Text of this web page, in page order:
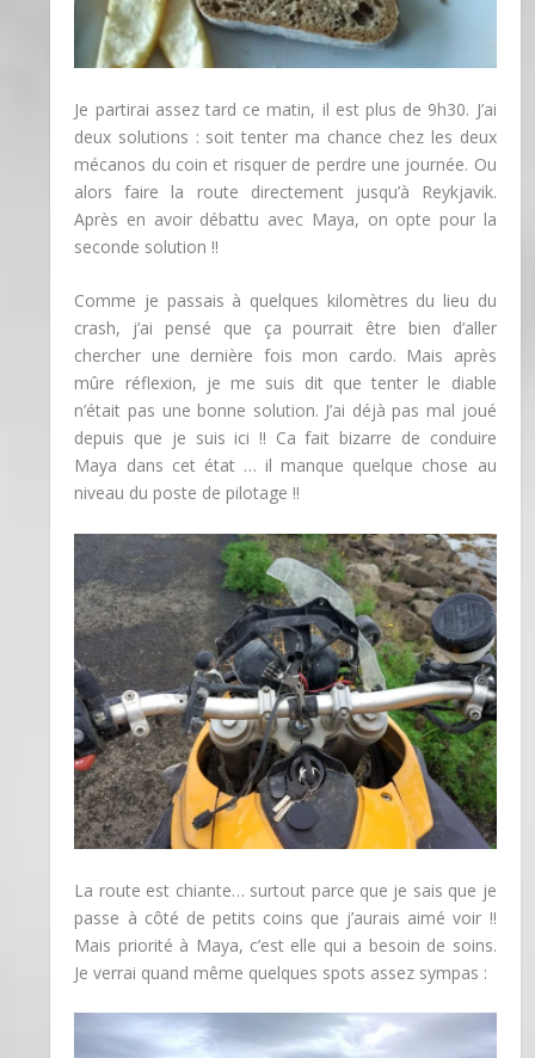
Je partirai assez tard ce matin, il est plus de 9h30. J’ai
deux solutions : soit tenter ma chance chez les deux
mécanos du coin et risquer de perdre une journée. Ou
alors faire la route directement jusqu’à Reykjavik.
Après en avoir débattu avec Maya, on opte pour la
seconde solution !!
Comme je passais à quelques kilomètres du lieu du
crash, j’ai pensé que ça pourrait être bien d’aller
chercher une dernière fois mon cardo. Mais après
mûre réflexion, je me suis dit que tenter le diable
n’était pas une bonne solution. J’ai déjà pas mal joué
depuis que je suis ici !! Ca fait bizarre de conduire
Maya dans cet état … il manque quelque chose au
niveau du poste de pilotage !!
La route est chiante… surtout parce que je sais que je
passe à côté de petits coins que j’aurais aimé voir !!
Mais priorité à Maya, c’est elle qui a besoin de soins.
Je verrai quand même quelques spots assez sympas :